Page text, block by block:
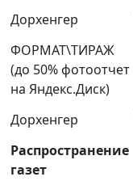
Дорхенгер
ФОРМАТ\ТИРАЖ
(до 50% фотоотчет
на Яндекс.Диск)
Дорхенгер
Распространение
газет